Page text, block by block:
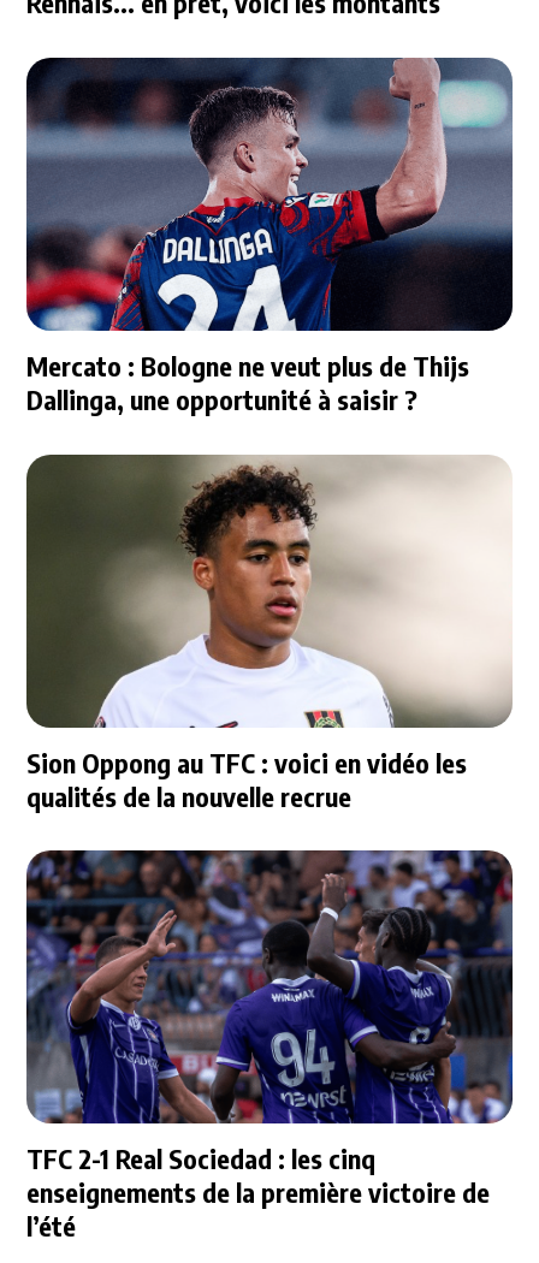
Mercato : Bologne ne veut plus de Thijs
Dallinga, une opportunité à saisir ?
Sion Oppong au TFC : voici en vidéo les
qualités de la nouvelle recrue
TFC 2-1 Real Sociedad : les cinq
enseignements de la première victoire de
l’été